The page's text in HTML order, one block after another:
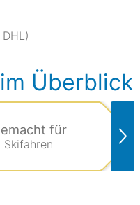
Überblick
für
Skifahren